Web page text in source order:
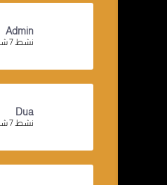
Admin
نشط 7 شهور, 3 أسابيع منذ
Dua
نشط 7 شهور, 3 أسابيع منذ